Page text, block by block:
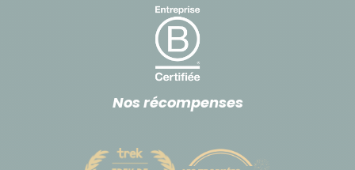
Nos récompenses